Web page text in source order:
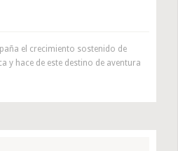
el crecimiento sostenido de
y hace de este destino de aventura